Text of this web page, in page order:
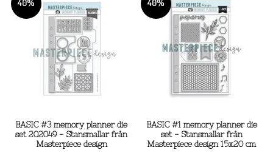
40%
BASIC #3 memory planner die
set 202049 - Stansmallar från
Masterpiece design
40%
BASIC #1 memory planner die
set - Stansmallar från
Masterpiece design 15x20 cm